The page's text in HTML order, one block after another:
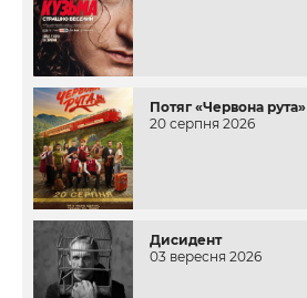
Потяг «Червона рута»
20 серпня 2026
Дисидент
03 вересня 2026